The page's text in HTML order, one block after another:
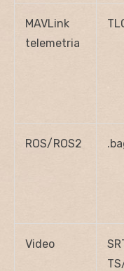
MAVLink
telemetria
ROS/ROS2
Video